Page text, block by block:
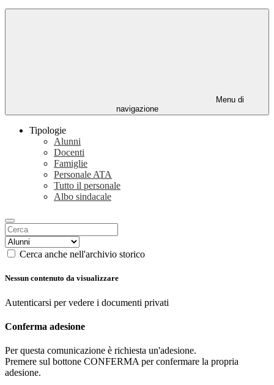
Menu di
navigazione
Tipologie
Alunni
Docenti
Famiglie
Personale ATA
Tutto il personale
Albo sindacale
Cerca anche nell'archivio storico
Nessun contenuto da visualizzare
Autenticarsi per vedere i documenti privati
Conferma adesione
Per questa comunicazione è richiesta un'adesione.
Premere sul bottone CONFERMA per confermare la propria
adesione.